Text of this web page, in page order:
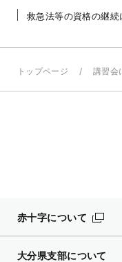
救急法等の資格の継続
トップページ 講習会
赤十字について
大分県支部について